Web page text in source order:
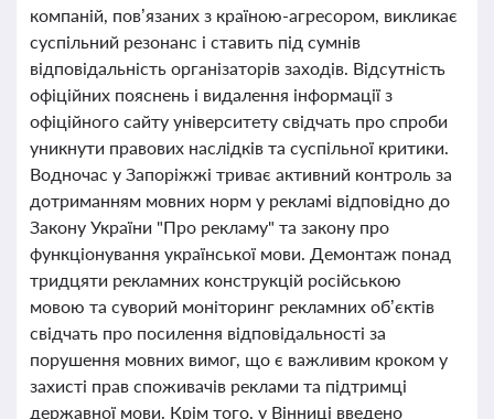
компаній, пов’язаних з країною-агресором, викликає
суспільний резонанс і ставить під сумнів
відповідальність організаторів заходів. Відсутність
офіційних пояснень і видалення інформації з
офіційного сайту університету свідчать про спроби
уникнути правових наслідків та суспільної критики.
Водночас у Запоріжжі триває активний контроль за
дотриманням мовних норм у рекламі відповідно до
Закону України "Про рекламу" та закону про
функціонування української мови. Демонтаж понад
тридцяти рекламних конструкцій російською
мовою та суворий моніторинг рекламних об’єктів
свідчать про посилення відповідальності за
порушення мовних вимог, що є важливим кроком у
захисті прав споживачів реклами та підтримці
державної мови. Крім того, у Вінниці введено